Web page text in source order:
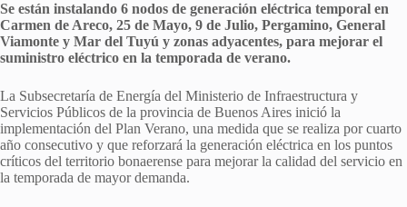
Se están instalando 6 nodos de generación eléctrica temporal en
Carmen de Areco, 25 de Mayo, 9 de Julio, Pergamino, General
Viamonte y Mar del Tuyú y zonas adyacentes, para mejorar el
suministro eléctrico en la temporada de verano.
La Subsecretaría de Energía del Ministerio de Infraestructura y
Servicios Públicos de la provincia de Buenos Aires inició la
implementación del Plan Verano, una medida que se realiza por cuarto
año consecutivo y que reforzará la generación eléctrica en los puntos
críticos del territorio bonaerense para mejorar la calidad del servicio en
la temporada de mayor demanda.